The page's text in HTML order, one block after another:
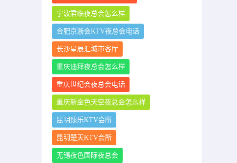
宁波君临夜总会怎么样
合肥京浙会KTV夜总会电话
长沙星辰汇城市客厅
重庆迪拜夜总会怎么样
重庆世纪会夜总会电话
重庆新金色天空夜总会怎么样
昆明臻乐KTV会所
昆明楚天KTV会所
无锡夜色国际夜总会